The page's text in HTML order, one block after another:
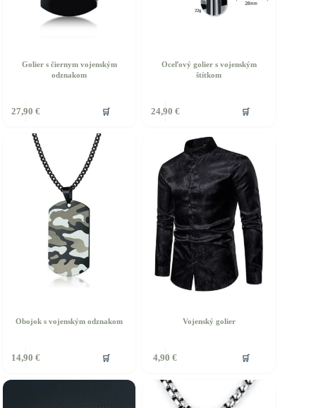
Golier s čiernym vojenským
odznakom
27,90 € 🛒
Oceľový golier s vojenským
štítkom
24,90 € 🛒
Obojok s vojenským odznakom
14,90 € 🛒
Vojenský golier
4,90€ 🛒